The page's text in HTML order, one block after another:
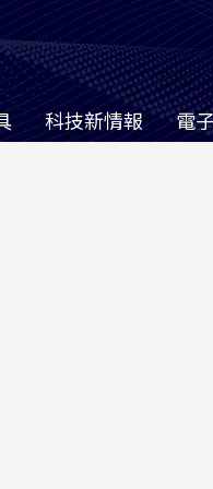
科技新情報 電